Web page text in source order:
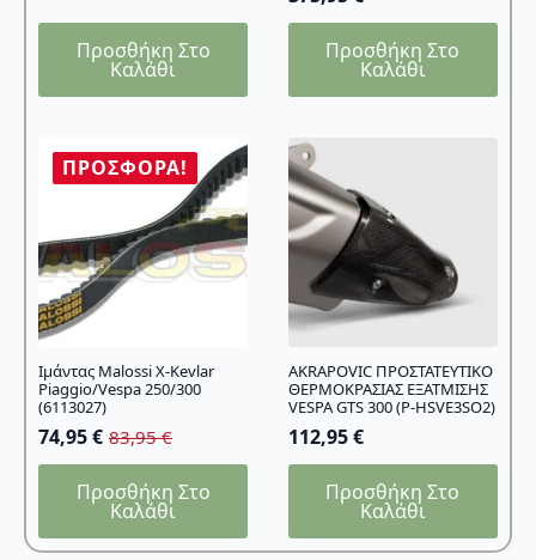
Προσθήκη Στο
Καλάθι
Προσθήκη Στο
Καλάθι
ΠΡΟΣΦΟΡΆ!
Ιμάντας Malossi X-Kevlar
Piaggio/Vespa 250/300
(6113027)
83,95€
Original
price
was:
74,95€
Η
τρέχουσα
τιμή
74,95 €.
Προσθήκη Στο
Καλάθι
AKRAPOVIC ΠΡΟΣΤΑΤΕΥΤΙΚΟ
ΘΕΡΜΟΚΡΑΣΙΑΣ ΕΞΑΤΜΙΣΗΣ
VESPA GTS 300 (P-HSVE3SO2)
112,95€
Προσθήκη Στο
Καλάθι